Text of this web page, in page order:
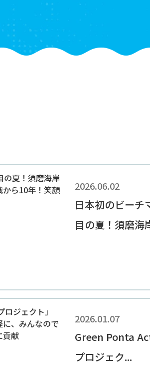
2026.06.02
日本初のビーチ
目の夏！須磨海
2026.01.07
Green Ponta
プロジェク...